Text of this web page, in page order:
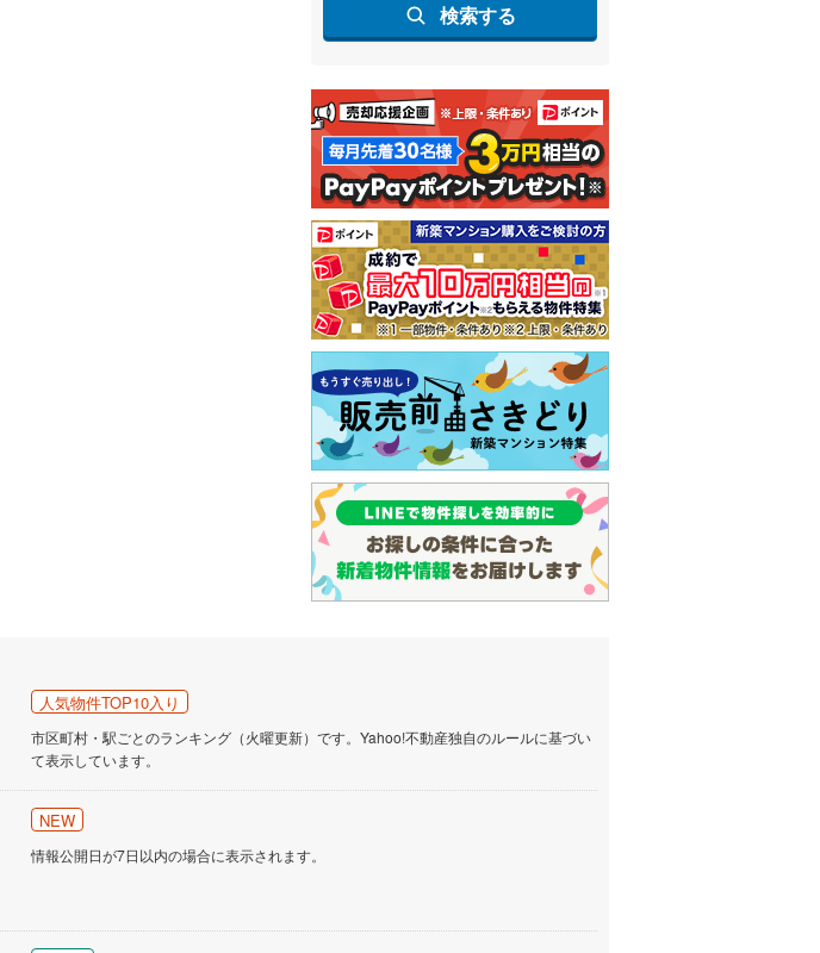
検索する
人気物件TOP10入り
市区町村・駅ごとのランキング（火曜更新）です。Yahoo!不動産独自のルールに基づい
て表示しています。
NEW
情報公開日が7日以内の場合に表示されます。